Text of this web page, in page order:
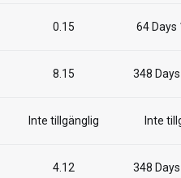
0.15 64 Days
8.15 348
Inte tillgänglig Inte
4.12 348